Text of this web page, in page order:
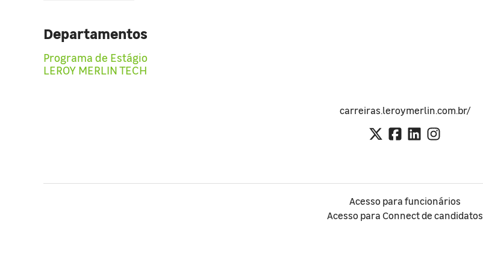
Departamentos
Programa de Estágio
LEROY MERLIN TECH
carreiras.leroymerlin.com.br/
Acesso para funcionários
Acesso para Connect de candidatos